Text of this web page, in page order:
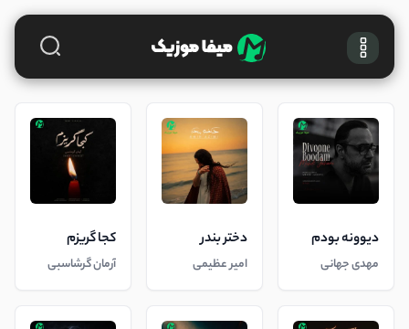
دیوونه بودم
مهدی جهانی
دختر بندر
امیر عظیمی
کجا گریزم
آرمان گرشاسبی